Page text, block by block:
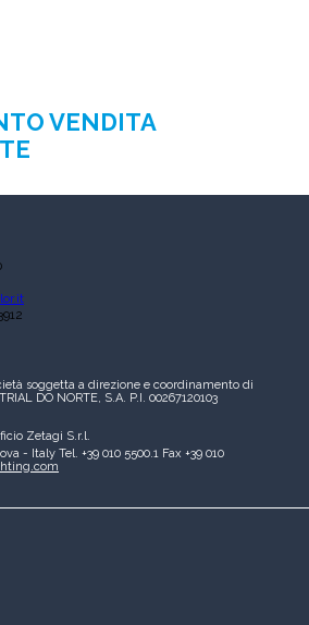
VENDITA
soggetta a direzione e coordinamento di
DO NORTE, S.A. P.I. 00267120103
Zetagi S.r.l.
- Italy Tel. +39 010 5500.1 Fax +39 010